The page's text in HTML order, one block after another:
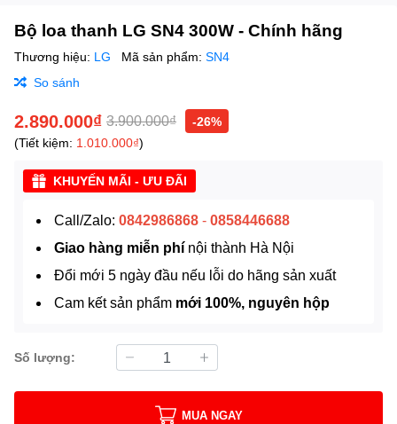
Bộ loa thanh LG SN4 300W - Chính hãng
Thương hiệu: LG Mã sản phẩm: SN4
So sánh
2.890.000₫ 3.900.000₫
-26%
(Tiết kiệm: 1.010.000₫)
KHUYẾN MÃI - ƯU ĐÃI
Call/Zalo: 0842986868 - 0858446688
Giao hàng miễn phí nội thành Hà Nội
Đổi mới 5 ngày đầu nếu lỗi do hãng sản xuất
Cam kết sản phẩm mới 100%, nguyên hộp
Số lượng:
MUA NGAY